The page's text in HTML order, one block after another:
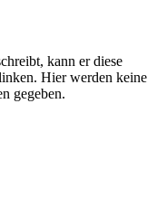
kann er diese
Hier werden keine
gegeben.